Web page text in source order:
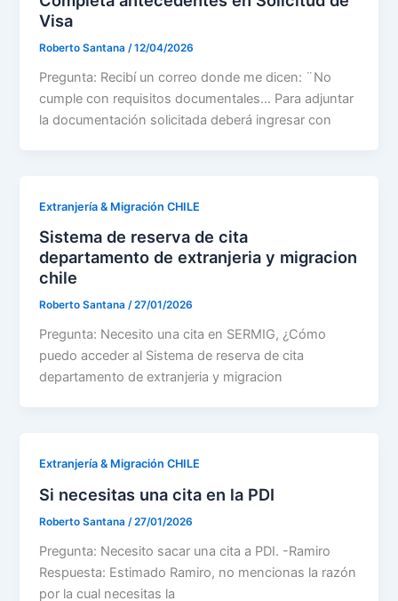
Visa
Roberto Santana/12/04/2026
Pregunta: Recibí un correo donde me dicen: ¨No
cumple con requisitos documentales… Para adjuntar
la documentación solicitada deberá ingresar con
Extranjería & Migración CHILE
Sistema de reserva de cita
departamento de extranjeria y migracion
chile
Roberto Santana/27/01/2026
Pregunta: Necesito una cita en SERMIG, ¿Cómo
puedo acceder al Sistema de reserva de cita
departamento de extranjeria y migracion
Extranjería & Migración CHILE
Si necesitas una cita en la PDI
Roberto Santana /27/01/2026
Pregunta: Necesito sacar una cita a PDI. -Ramiro
Respuesta: Estimado Ramiro, no mencionas la razón
por la cual necesitas la